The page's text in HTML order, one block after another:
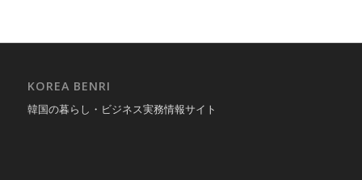
KOREA BENRI
韓国の暮らし・ビジネス実務情報サイト